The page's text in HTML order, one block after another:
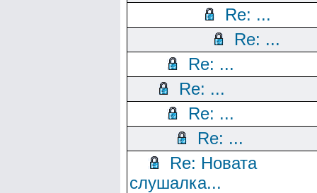
Re: ...
Re: ...
Re: ...
Re: ...
Re: ...
Re: ...
Re: Новата
слушалка...